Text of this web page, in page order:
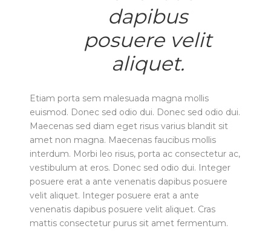
dapibus
posuere velit
aliquet.
Etiam porta sem malesuada magna mollis
euismod. Donec sed odio dui. Donec sed odio dui.
Maecenas sed diam eget risus varius blandit sit
amet non magna. Maecenas faucibus mollis
interdum. Morbi leo risus, porta ac consectetur ac,
vestibulum at eros. Donec sed odio dui. Integer
posuere erat a ante venenatis dapibus posuere
velit aliquet. Integer posuere erat a ante
venenatis dapibus posuere velit aliquet. Cras
mattis consectetur purus sit amet fermentum.